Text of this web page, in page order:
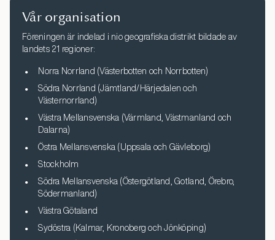
Vår organisation
Föreningen är indelad i nio geografiska distrikt bildade av
landets 21 regioner:
Norra Norrland (Västerbotten och Norrbotten)
Södra Norrland (Jämtland/Härjedalen och
Västernorrland)
Västra Mellansvenska (Värmland, Västmanland och
Dalarna)
Östra Mellansvenska (Uppsala och Gävleborg)
Stockholm
Södra Mellansvenska (Östergötland, Gotland, Örebro,
Södermanland)
Västra Götaland
Sydöstra (Kalmar, Kronoberg och Jönköping)